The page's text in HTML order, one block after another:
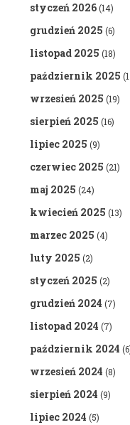
styczeń 2026(14)
grudzień 2025 (6)
listopad 2025 (18)
październik 2025
wrzesień 2025 (19)
sierpień 2025 (16)
lipiec 2025 (9)
czerwiec 2025 (21)
maj 2025 (24)
kwiecień 2025 (13)
marzec 2025 (4)
luty 2025 (2)
styczeń 2025 (2)
grudzień 2024 (7)
listopad 2024 (7)
październik 2024
wrzesień 2024 (8)
sierpień 2024 (9)
lipiec 2024 (5)